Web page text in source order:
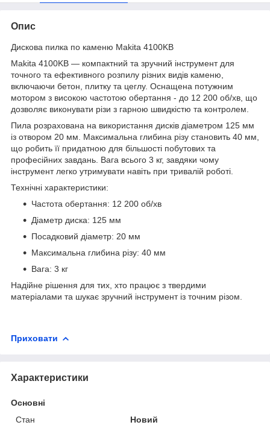
Опис
Дискова пилка по каменю Makita 4100KB
Makita 4100KB — компактний та зручний інструмент для
точного та ефективного розпилу різних видів каменю,
включаючи бетон, плитку та цеглу. Оснащена потужним
мотором з високою частотою обертання - до 12 200 об/хв, що
дозволяє виконувати різи з гарною швидкістю та контролем.
Пила розрахована на використання дисків діаметром 125 мм
із отвором 20 мм. Максимальна глибина різу становить 40 мм,
що робить її придатною для більшості побутових та
професійних завдань. Вага всього 3 кг, завдяки чому
інструмент легко утримувати навіть при тривалій роботі.
Технічні характеристики:
Частота обертання: 12 200 об/хв
Діаметр диска: 125 мм
Посадковий діаметр: 20 мм
Максимальна глибина різу: 40 мм
Вага: 3 кг
Надійне рішення для тих, хто працює з твердими
матеріалами та шукає зручний інструмент із точним різом.
Приховати
Характеристики
Основні
Стан
Новий